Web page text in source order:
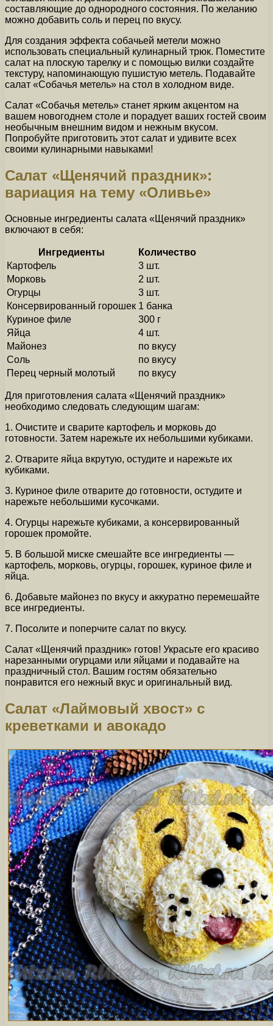
составляющие до однородного состояния. По желанию
можно добавить соль и перец по вкусу.
Для создания эффекта собачьей метели можно
использовать специальный кулинарный трюк. Поместите
салат на плоскую тарелку и с помощью вилки создайте
текстуру, напоминающую пушистую метель. Подавайте
салат «Собачья метель» на стол в холодном виде.
Салат «Собачья метель» станет ярким акцентом на
вашем новогоднем столе и порадует ваших гостей своим
необычным внешним видом и нежным вкусом.
Попробуйте приготовить этот салат и удивите всех
своими кулинарными навыками!
Салат «Щенячий праздник»:
вариация на тему «Оливье»
Основные ингредиенты салата «Щенячий праздник»
включают в себя:
Ингредиенты
Количество
Картофель
3 шт.
Морковь
2 шт.
Огурцы
3 шт.
Консервированный горошек 1 банка
Куриное филе
300 г
Яйца
4 шт.
Майонез
по вкусу
Соль
по вкусу
Перец черный молотый
по вкусу
Для приготовления салата «Щенячий праздник»
необходимо следовать следующим шагам:
1. Очистите и сварите картофель и морковь до
готовности. Затем нарежьте их небольшими кубиками.
2. Отварите яйца вкрутую, остудите и нарежьте их
кубиками.
3. Куриное филе отварите до готовности, остудите и
нарежьте небольшими кусочками.
4. Огурцы нарежьте кубиками, а консервированный
горошек промойте.
5. В большой миске смешайте все ингредиенты —
картофель, морковь, огурцы, горошек, куриное филе и
яйца.
6. Добавьте майонез по вкусу и аккуратно перемешайте
все ингредиенты.
7. Посолите и поперчите салат по вкусу.
Салат «Щенячий праздник» готов! Украсьте его красиво
нарезанными огурцами или яйцами и подавайте на
праздничный стол. Вашим гостям обязательно
понравится его нежный вкус и оригинальный вид.
Салат «Лаймовый хвост» с
креветками и авокадо